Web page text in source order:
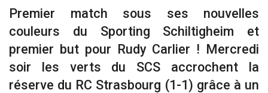
Premier match sous ses nouvelles
couleurs du Sporting Schiltigheim et
premier but pour Rudy Carlier ! Mercredi
soir les verts du SCS accrochent la
réserve du RC Strasbourg (1-1) grâce à un